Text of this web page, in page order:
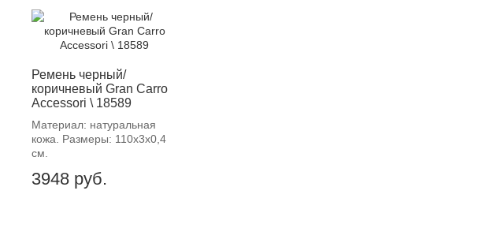
Ремень черный/
коричневый Gran Carro
Accessori \ 18589
Материал: натуральная
кожа. Размеры: 110х3х0,4
см.
3948 руб.